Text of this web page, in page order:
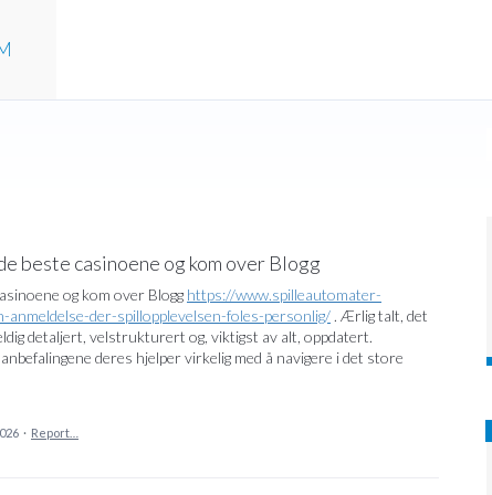
beste casinoene og kom over Blogg
og kom over Blogg https://www.spilleautomater-
der-spillopplevelsen-foles-personlig/ . Ærlig talt, det
detaljert, velstrukturert og, viktigst av alt, oppdatert.
deres hjelper virkelig med å navigere i det store
· Report…